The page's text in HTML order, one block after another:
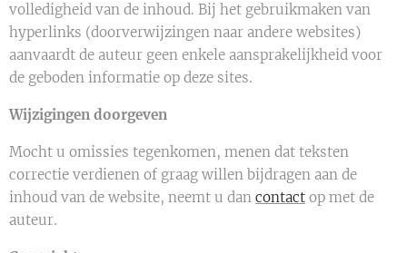
volledigheid van de inhoud. Bij het gebruikmaken van
hyperlinks (doorverwijzingen naar andere websites)
aanvaardt de auteur geen enkele aansprakelijkheid voor
de geboden informatie op deze sites.
Wijzigingen doorgeven
Mocht u omissies tegenkomen, menen dat teksten
correctie verdienen of graag willen bijdragen aan de
inhoud van de website, neemt u dan contact op met de
auteur.